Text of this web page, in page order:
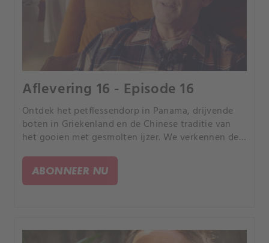
Aflevering 16 - Episode 16
Ontdek het petflessendorp in Panama, drijvende
boten in Griekenland en de Chinese traditie van
het gooien met gesmolten ijzer. We verkennen de
de impact van de Centralia-mijnbrand in
Pennsylvania.
ABONNEER NU